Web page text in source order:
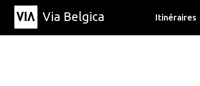
Via Belgica Itinéraires